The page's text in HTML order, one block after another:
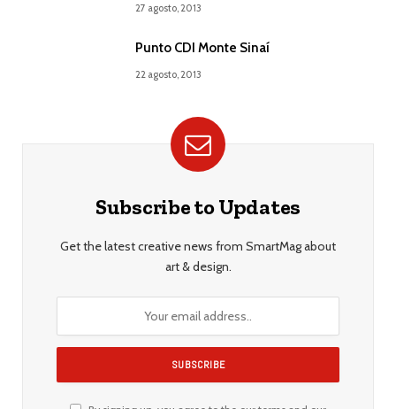
27 agosto, 2013
Punto CDI Monte Sinaí
22 agosto, 2013
Subscribe to Updates
Get the latest creative news from SmartMag about
art & design.